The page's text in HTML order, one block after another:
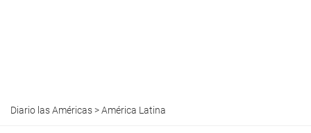
Diario las Américas>América Latina